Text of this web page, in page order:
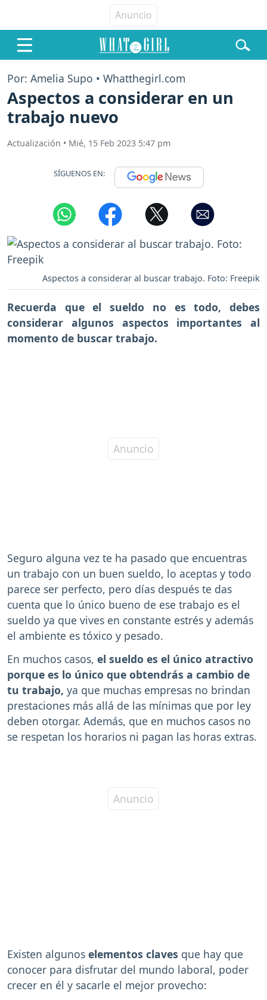
Por: Amelia Supo • Whatthegirl.com
Aspectos a considerar en un
trabajo nuevo
Actualización • Mié, 15 Feb 2023 5:47 pm
SÍGUENOS EN:
Aspectos a considerar al buscar trabajo. Foto: Freepik
Recuerda que el sueldo no es todo, debes
considerar algunos aspectos importantes al
momento de buscar trabajo.
Seguro alguna vez te ha pasado que encuentras
un trabajo con un buen sueldo, lo aceptas y todo
parece ser perfecto, pero días después te das
cuenta que lo único bueno de ese trabajo es el
sueldo ya que vives en constante estrés y además
el ambiente es tóxico y pesado.
En muchos casos, el sueldo es el único atractivo
porque es lo único que obtendrás a cambio de
tu trabajo, ya que muchas empresas no brindan
prestaciones más allá de las mínimas que por ley
deben otorgar. Además, que en muchos casos no
se respetan los horarios ni pagan las horas extras.
Existen algunos elementos claves que hay que
conocer para disfrutar del mundo laboral, poder
crecer en él y sacarle el mejor provecho: